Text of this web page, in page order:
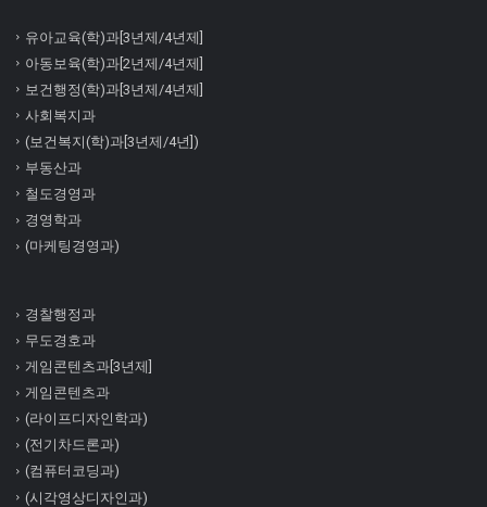
유아교육(학)과[3년제/4년제]
아동보육(학)과[2년제/4년제]
보건행정(학)과[3년제/4년제]
사회복지과
(보건복지(학)과[3년제/4년])
부동산과
철도경영과
경영학과
(마케팅경영과)
경찰행정과
무도경호과
게임콘텐츠과[3년제]
게임콘텐츠과
(라이프디자인학과)
(전기차드론과)
(컴퓨터코딩과)
(시각영상디자인과)